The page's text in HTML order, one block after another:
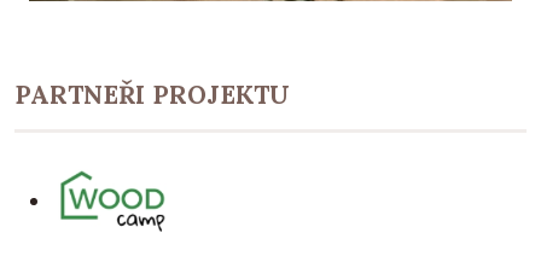
PARTNEŘI PROJEKTU